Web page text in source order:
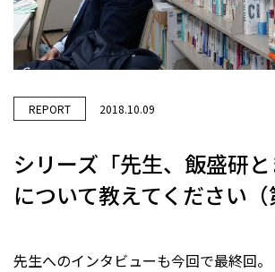
REPORT 2018.10.09
シリーズ「先生、飯盛研
について教えてください（
先生へのインタビューも今回で最終回。